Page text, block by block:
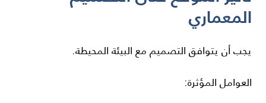
المعماري
يجب أن يتوافق التصميم مع البيئة المحيطة.
العوامل المؤثرة: